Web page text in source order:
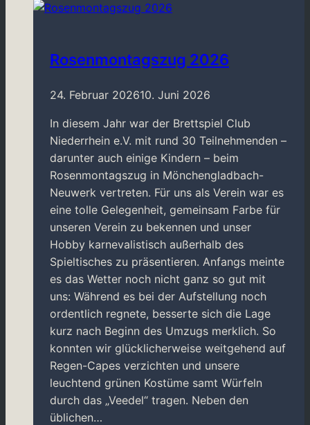
Rosenmontagszug 2026
24. Februar 202610. Juni 2026
In diesem Jahr war der Brettspiel Club
Niederrhein e.V. mit rund 30 Teilnehmenden –
darunter auch einige Kindern – beim
Rosenmontagszug in Mönchengladbach-
Neuwerk vertreten. Für uns als Verein war es
eine tolle Gelegenheit, gemeinsam Farbe für
unseren Verein zu bekennen und unser
Hobby karnevalistisch außerhalb des
Spieltisches zu präsentieren. Anfangs meinte
es das Wetter noch nicht ganz so gut mit
uns: Während es bei der Aufstellung noch
ordentlich regnete, besserte sich die Lage
kurz nach Beginn des Umzugs merklich. So
konnten wir glücklicherweise weitgehend auf
Regen-Capes verzichten und unsere
leuchtend grünen Kostüme samt Würfeln
durch das „Veedel“ tragen. Neben den
üblichen…